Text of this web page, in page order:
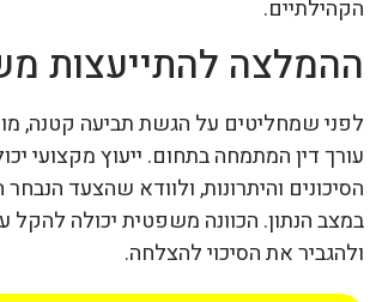
הקהילתיים.
ההמלצה להתייעצות
לפני שמחליטים על הגשת תביעה קטנה,
עורך דין המתמחה בתחום. ייעוץ מקצועי
הסיכונים והיתרונות, ולוודא שהצעד הנבחר
במצב הנתון. הכוונה משפטית יכולה להקל
ולהגביר את הסיכוי להצלחה.